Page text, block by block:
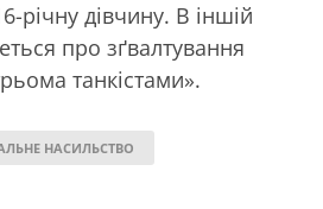
річну дівчину. В іншій
про зґвалтування
танкістами».
НАСИЛЬСТВО